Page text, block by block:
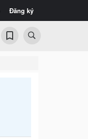
Đăng ký